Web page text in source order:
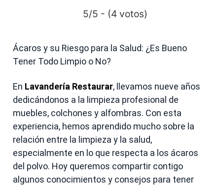
5/5 - (4 votos)
Ácaros y su Riesgo para la Salud: ¿Es Bueno
Tener Todo Limpio o No?
En Lavandería Restaurar, llevamos nueve años
dedicándonos a la limpieza profesional de
muebles, colchones y alfombras. Con esta
experiencia, hemos aprendido mucho sobre la
relación entre la limpieza y la salud,
especialmente en lo que respecta a los ácaros
del polvo. Hoy queremos compartir contigo
algunos conocimientos y consejos para tener